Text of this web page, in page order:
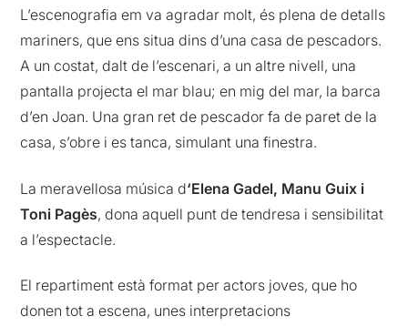
L’escenografia em va agradar molt, és plena de detalls
mariners, que ens situa dins d’una casa de pescadors.
A un costat, dalt de l’escenari, a un altre nivell, una
pantalla projecta el mar blau; en mig del mar, la barca
d’en Joan. Una gran ret de pescador fa de paret de la
casa, s’obre i es tanca, simulant una finestra.
La meravellosa música d‘Elena Gadel, Manu Guix i
Toni Pagès, dona aquell punt de tendresa i sensibilitat
a l’espectacle.
El repartiment està format per actors joves, que ho
donen tot a escena, unes interpretacions